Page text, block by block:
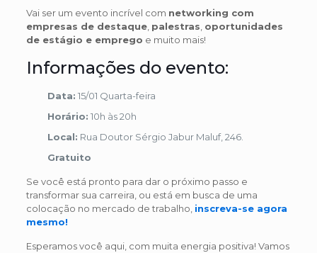
Vai ser um evento incrível com networking com
empresas de destaque, palestras oportunidades
de estágio e emprego e muito mais!
Informações do evento:
Data: 15/01 Quarta-feira
Horário: 10h às 20h
Local: Rua Doutor Sérgio Jabur Maluf, 246.
Gratuito
Se você está pronto para dar o próximo passo e
transformar sua carreira, ou está em busca de uma
colocação no mercado de trabalho, inscreva-se agora
mesmo!
Esperamos você aqui, com muita energia positiva! Vamos